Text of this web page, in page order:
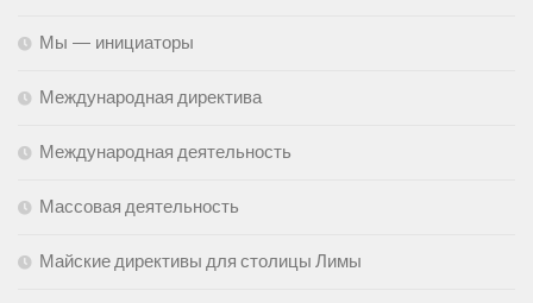
Мы — инициаторы
Международная директива
Международная деятельность
Массовая деятельность
Майские директивы для столицы Лимы